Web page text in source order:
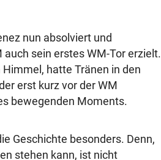
nun absolviert und
sein erstes WM-Tor erzielt.
hatte Tränen in den
erst kurz vor der WM
bewegenden Moments.
Geschichte besonders. Denn,
stehen kann, ist nicht